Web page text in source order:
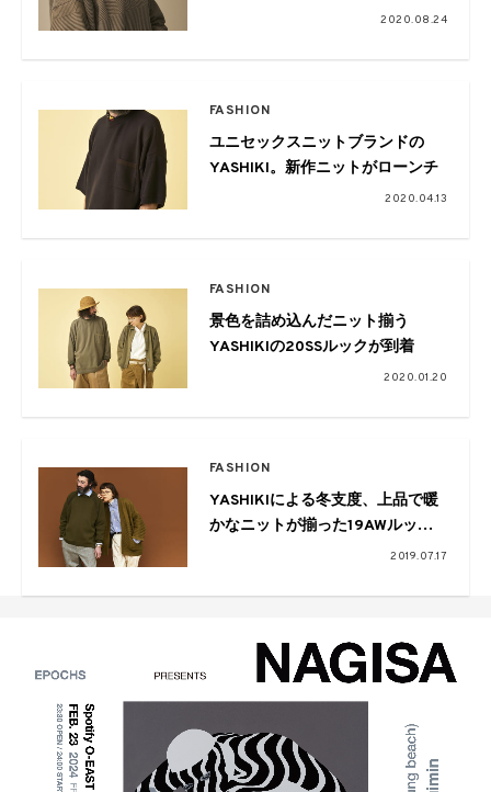
2020.08.24
FASHION
ユニセックスニットブランドの
YASHIKI。新作ニットがローンチ
2020.04.13
FASHION
景色を詰め込んだニット揃う
YASHIKIの20SSルックが到着
2020.01.20
FASHION
YASHIKIによる冬支度、上品で暖
かなニットが揃った19AWルック
2019.07.17